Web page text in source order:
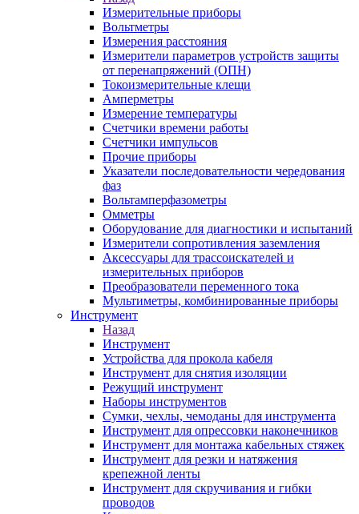
Измерительные приборы
Вольтметры
Измерения расстояния
Измерители параметров устройств защиты
от перенапряжений (ОПН)
Токоизмерительные клещи
Амперметры
Измерение температуры
Счетчики времени работы
Счетчики импульсов
Прочие приборы
Указатели последовательности чередования
фаз
Вольтамперфазометры
Омметры
Оборудование для диагностики и испытаний
Измерители сопротивления заземления
Аксессуары для трассоискателей и
измерительных приборов
Преобразователи переменного тока
Мультиметры, комбинированные приборы
Инструмент
Назад
Инструмент
Устройства для прокола кабеля
Инструмент для снятия изоляции
Режущий инструмент
Наборы инструментов
Сумки, чехлы, чемоданы для инструмента
Инструмент для опрессовки наконечников
Инструмент для монтажа кабельных стяжек
Инструмент для резки и натяжения
крепежной ленты
Инструмент для скручивания и гибки
проводов